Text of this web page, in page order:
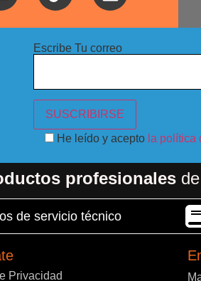
Escribe Tu correo
He leído y acepto la política
profesionales
de servicio técnico
Privacidad